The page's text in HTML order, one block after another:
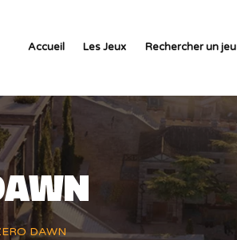
Accueil Les Jeux Rechercher un jeu
DAWN